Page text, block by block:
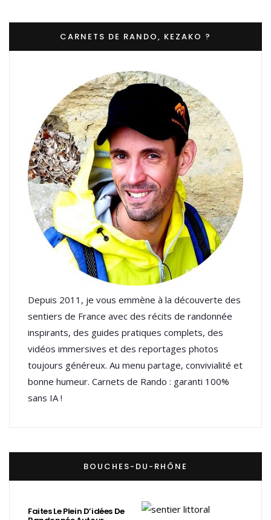
CARNETS DE RANDO, KEZAKO ?
Depuis 2011, je vous emmène à la découverte des
sentiers de France avec des récits de randonnée
inspirants, des guides pratiques complets, des
vidéos immersives et des reportages photos
toujours généreux. Au menu partage, convivialité et
bonne humeur. Carnets de Rando : garanti 100%
sans IA !
BOUCHES-DU-RHÔNE
Faites Le Plein D’idées De